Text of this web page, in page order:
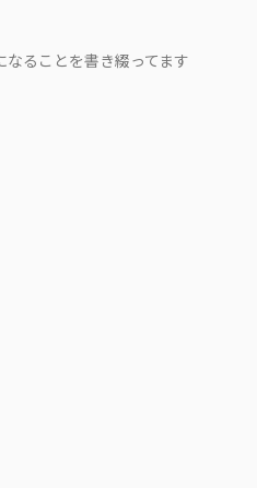
ることを書き綴ってます